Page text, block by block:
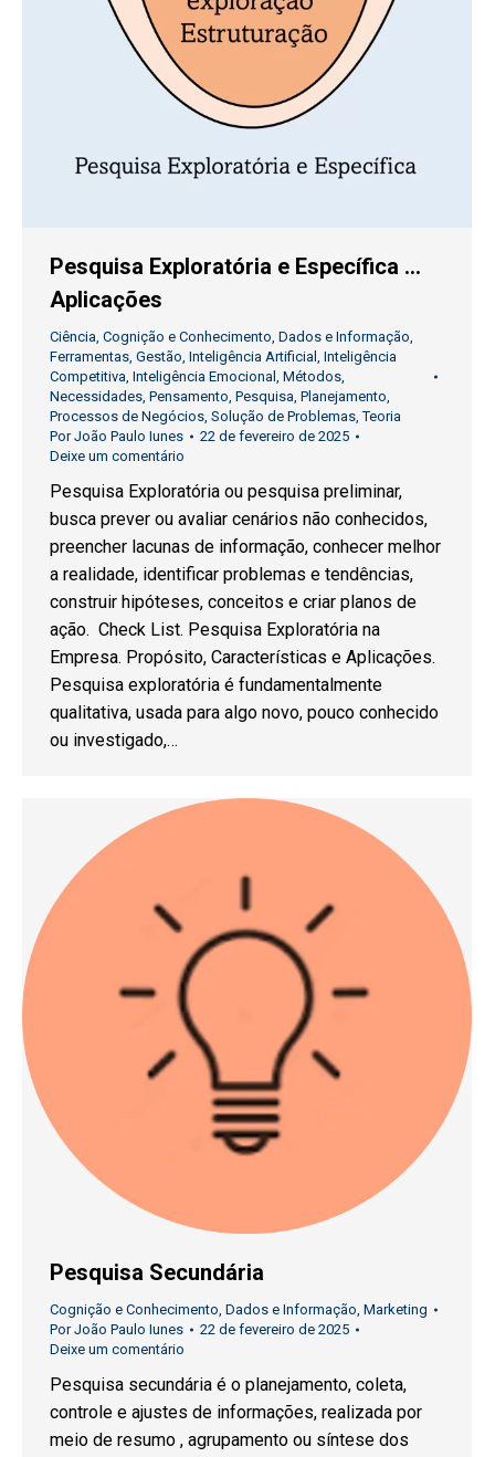
Pesquisa Exploratória e Específica …
Aplicações
Ciência Cognição e Conhecimento Dados e Informação
Ferramentas Gestão Inteligência Artificial Inteligência
Competitiva Inteligência Emocional Métodos
Necessidades Pensamento Pesquisa Planejamento
Processos de Negócios Solução de Problemas ,Teoria
PorJoão Paulo Iunes
22 de fevereiro de 2025
Deixe um comentário
Pesquisa Exploratória ou pesquisa preliminar,
busca prever ou avaliar cenários não conhecidos,
preencher lacunas de informação, conhecer melhor
a realidade, identificar problemas e tendências,
construir hipóteses, conceitos e criar planos de
ação. Check List. Pesquisa Exploratória na
Empresa. Propósito, Características e Aplicações.
Pesquisa exploratória é fundamentalmente
qualitativa, usada para algo novo, pouco conhecido
ou investigado,…
Pesquisa Secundária
Cognição e Conhecimento, Dados e Informação, Marketing
PorJoão Paulo Iunes
22 de fevereiro de 2025
Deixe um comentário
Pesquisa secundária é o planejamento, coleta,
controle e ajustes de informações, realizada por
meio de resumo , agrupamento ou síntese dos